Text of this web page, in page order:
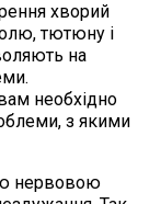
хворий
тютюну і
на
необхідно
з якими
нервовою